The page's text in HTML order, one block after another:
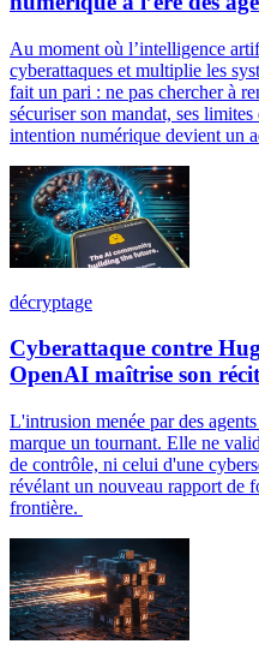
Au moment où l’intelligence
cyberattaques et multiplie les
fait un pari : ne pas chercher à
sécuriser son mandat, ses
intention numérique devient un
décryptage
Cyberattaque contre
OpenAI maîtrise son récit
L'intrusion menée par des
marque un tournant. Elle ne
de contrôle, ni celui d'une
révélant un nouveau rapport de
frontière.